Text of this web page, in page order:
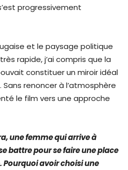
progressivement
et le paysage politique
rapide, j’ai compris que la
constituer un miroir idéal
renoncer à l’atmosphère
le film vers une approche
une femme qui arrive à
battre pour se faire une place
Pourquoi avoir choisi une